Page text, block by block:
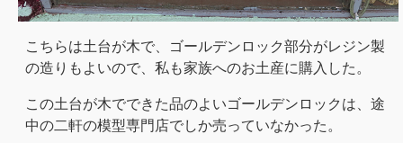
こちらは土台が木で、ゴールデンロック部分がレジン製
の造りもよいので、私も家族へのお土産に購入した。
この土台が木でできた品のよいゴールデンロックは、途
中の二軒の模型専門店でしか売っていなかった。